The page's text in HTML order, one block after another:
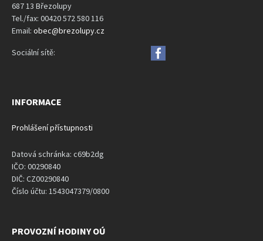
687 13 Březolupy
Tel./fax: 00420 572 580 116
Email: obec@brezolupy.cz
Sociální sítě:
INFORMACE
Prohlášení přístupnosti
Datová schránka: c69b2dg
IČO: 00290840
DIČ: CZ00290840
Číslo účtu: 1543047379/0800
PROVOZNÍ HODINY OÚ